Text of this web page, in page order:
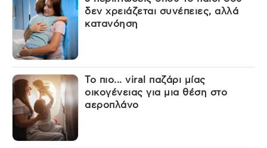
δεν χρειάζεται συνέπειες, αλλά
κατανόηση
Το πιο... viral παζάρι μίας
οικογένειας για μια θέση στο
αεροπλάνο